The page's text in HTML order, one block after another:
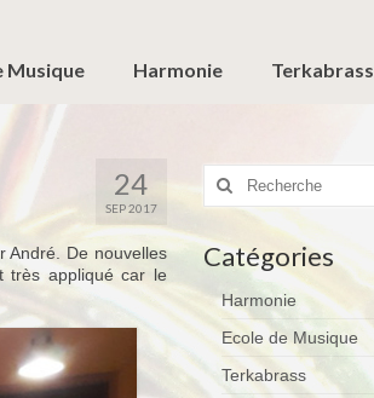
Musique Harmonie Terkabrass
24
SEP 2017
André. De nouvelles
très appliqué car le
Rechercher
Catégories
Harmonie
Ecole de Musique
Terkabrass